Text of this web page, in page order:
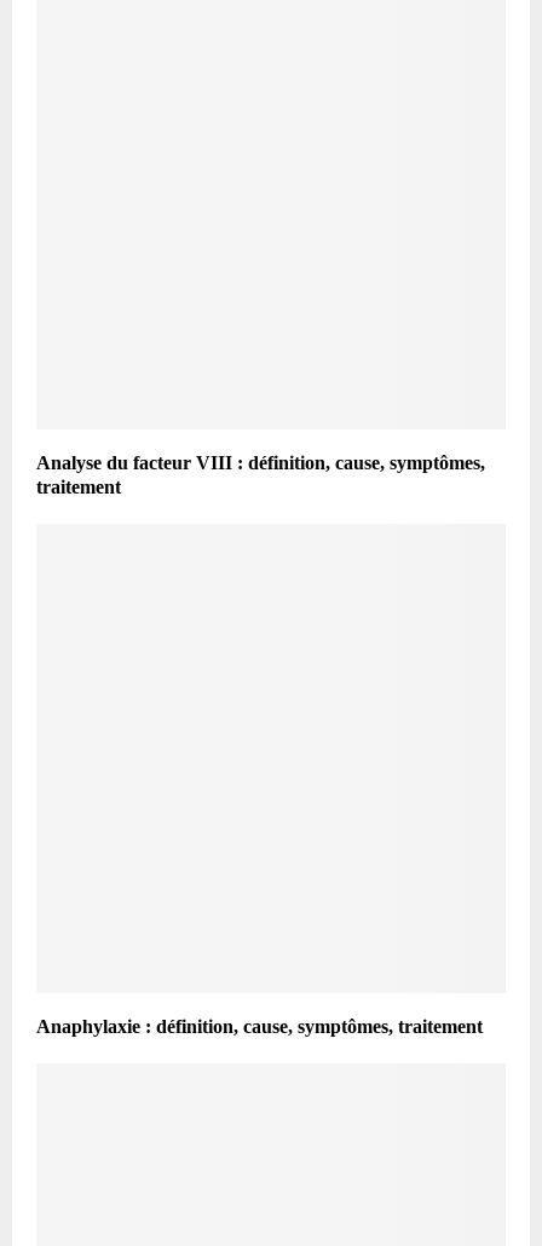
Analyse du facteur VIII : définition, cause, symptômes,
traitement
Anaphylaxie : définition, cause, symptômes, traitement